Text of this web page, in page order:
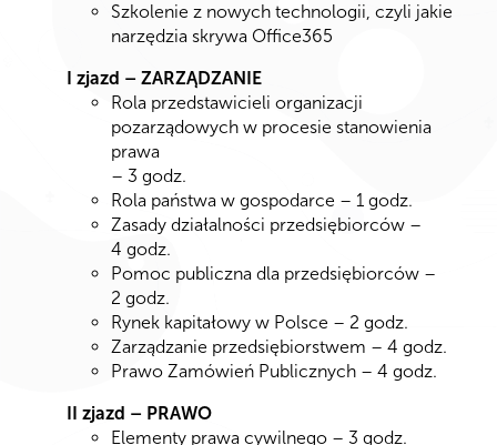
Szkolenie z nowych technologii, czyli jakie
narzędzia skrywa Office365
I zjazd – ZARZĄDZANIE
Rola przedstawicieli organizacji
pozarządowych w procesie stanowienia
prawa
– 3 godz.
Rola państwa w gospodarce – 1 godz.
Zasady działalności przedsiębiorców –
4 godz.
Pomoc publiczna dla przedsiębiorców –
2 godz.
Rynek kapitałowy w Polsce – 2 godz.
Zarządzanie przedsiębiorstwem – 4 godz.
Prawo Zamówień Publicznych – 4 godz.
II zjazd – PRAWO
Elementy prawa cywilnego – 3 godz.